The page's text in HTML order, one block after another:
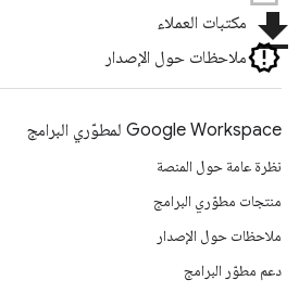
file_download مكتبات العملاء
ملاحظات حول الإصدار
Google Workspace لمطوّري البرامج
نظرة عامة حول المنصة
منتجات مطوّري البرامج
ملاحظات حول الإصدار
دعم مطوّر البرامج